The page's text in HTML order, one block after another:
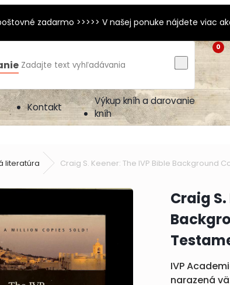
zadarmo >>>>> V našej ponuke nájdete viac
Kontakt
Výkup kníh a darovanie
kníh
0
literatúra Craig S. Keener: The IVP Bible Background
Craig S.
IVP
narazená